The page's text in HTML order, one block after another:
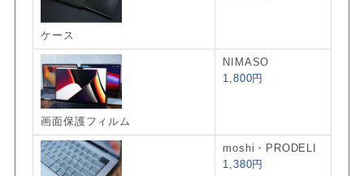
ケース
画面保護フィルム
NIMASO
1,800円
moshi・PRODELI
1,380円